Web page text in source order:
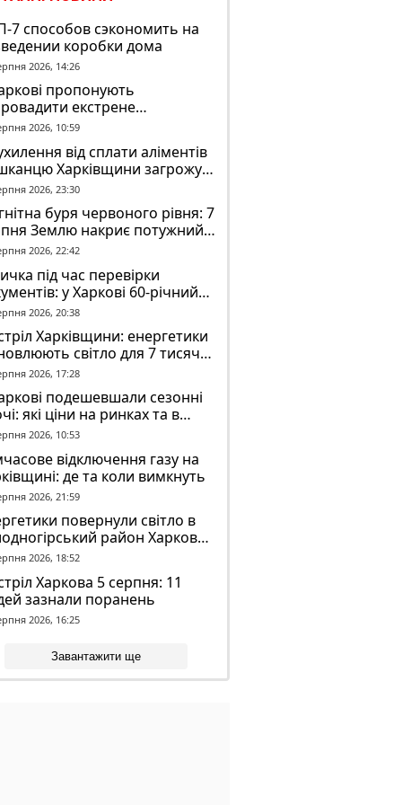
7 способов сэкономить на
коробки дома
2026, 14:26
пропонують
екстрене
в трамваях і
2026, 10:59
від сплати аліментів
Харківщини загрожує
років обмеження волі
2026, 23:30
буря червоного рівня: 7
Землю накриє потужний
шторм
2026, 22:42
під час перевірки
у Харкові 60-річний
постраждав у конфлікті з
2026, 20:38
Харківщини: енергетики
світло для 7 тисяч
2026, 17:28
подешевшали сезонні
які ціни на ринках та в
2026, 10:53
відключення газу на
де та коли вимкнуть
2026, 21:59
повернули світло в
район Харкова
ворожого обстрілу
2026, 18:52
Харкова 5 серпня: 11
зазнали поранень
2026, 16:25
Завантажити ще